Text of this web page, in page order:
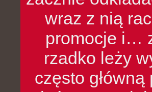
wraz z nią
promocje i…
rzadko leży
często